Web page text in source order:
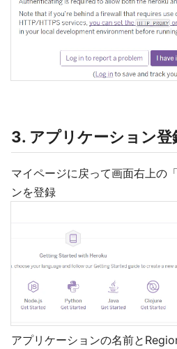
3. アプリケーション登
マイページに戻って画面右上の
ンを登録
アプリケーションの名前と